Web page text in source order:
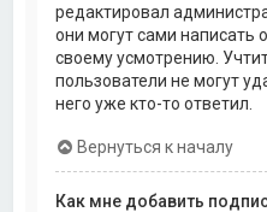
редактировал
они могут сами написать
своему усмотрению.
пользователи не могут
него уже кто-то ответил.
Вернуться к началу
Как мне добавить